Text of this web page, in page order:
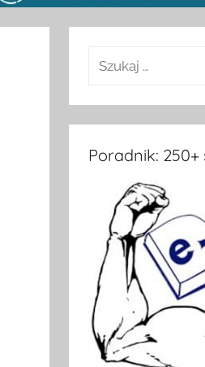
Poradnik: 250+